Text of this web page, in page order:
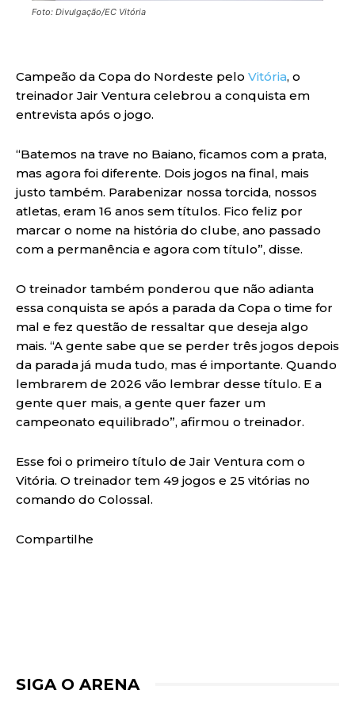
Foto: Divulgação/EC Vitória
Campeão da Copa do Nordeste pelo Vitória, o
treinador Jair Ventura celebrou a conquista em
entrevista após o jogo.
“Batemos na trave no Baiano, ficamos com a prata,
mas agora foi diferente. Dois jogos na final, mais
justo também. Parabenizar nossa torcida, nossos
atletas, eram 16 anos sem títulos. Fico feliz por
marcar o nome na história do clube, ano passado
com a permanência e agora com título”, disse.
O treinador também ponderou que não adianta
essa conquista se após a parada da Copa o time for
mal e fez questão de ressaltar que deseja algo
mais. “A gente sabe que se perder três jogos depois
da parada já muda tudo, mas é importante. Quando
lembrarem de 2026 vão lembrar desse título. E a
gente quer mais, a gente quer fazer um
campeonato equilibrado”, afirmou o treinador.
Esse foi o primeiro título de Jair Ventura com o
Vitória. O treinador tem 49 jogos e 25 vitórias no
comando do Colossal.
Compartilhe
SIGA O ARENA